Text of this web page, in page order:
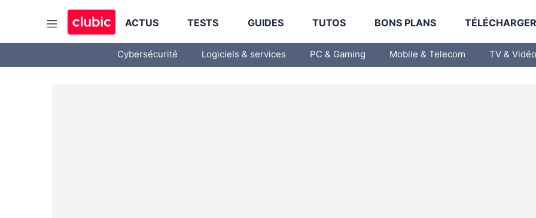
ACTUS TESTS GUIDES TUTOS BONS PLANS
Cybersécurité Logiciels & services PC & Gaming Mobile & Telecom TV & Vidéo